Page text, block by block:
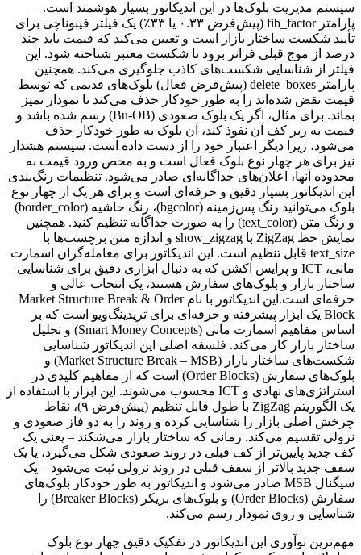
سیستم مدیریت بلوک‌ها در این اندیکاتور بسیار هوشمند است.
پارامتر fib_factor (پیش‌فرض ۰.۳۳ یا ۳۳٪) یک فیلتر فیبوناچی برای
تأیید شکست ساختار بازار است و تعیین می‌کند که قیمت باید چند
درصد از موج قبلی فراتر برود تا شکست معتبر شناخته شود. این
فیلتر از شناسایی شکست‌های کاذب جلوگیری می‌کند. همچنین
پارامتر delete_boxes (پیش‌فرض فعال) بلوک‌های قدیمی که توسط
قیمت نقض شده‌اند را به طور خودکار حذف می‌کند تا نمودار تمیز
بماند. برای مثال، اگر یک بلوک صعودی (Bu-OB) رسم شده باشد و
قیمت به زیر کف آن نفوذ کند، آن بلوک به طور خودکار حذف
می‌شود، زیرا دیگر اعتبار خود را از دست داده است. سیستم هشدار
نیز برای هر چهار نوع بلوک فعال است و به محض ورود قیمت به
محدوده آنها، اعلان‌های جداگانه‌ای صادر می‌شود. تنظیمات رنگ‌بندی
این اندیکاتور بسیار دقیق و حرفه‌ای است و برای هر یک از چهار نوع
بلوک می‌توانید رنگ پس‌زمینه (bgcolor)، رنگ حاشیه (border_color)
و رنگ متن (text_color) را به صورت جداگانه تنظیم کنید. همچنین
نمایش خط ZigZag با show_zigzag و اندازه متن برچسب‌ها با
text_size قابل تنظیم است. این اندیکاتور برای معامله‌گران اسمارت
مانی، ICT و پرایس اکشن که به دنبال ابزاری دقیق برای شناسایی
ساختار بازار و بلوک‌های سفارش هستند، یک انتخاب عالی و
حرفه‌ای است.این اندیکاتور با نام Market Structure Break & Order
Block یک ابزار پیشرفته و حرفه‌ای برای تریدینگ‌ویو است که بر
اساس مفاهیم اسمارت مانی (Smart Money Concepts) و تحلیل
ساختار بازار کار می‌کند. فلسفه اصلی این اندیکاتور شناسایی
شکست‌های ساختار بازار (Market Structure Break – MSB) و
بلوک‌های سفارش (Order Blocks) است که از مفاهیم کلیدی در
استراتژی‌های نهادی و ICT محسوب می‌شوند. این ابزار با استفاده از
یک الگوریتم ZigZag با طول قابل تنظیم (پیش‌فرض ۹)، نقاط
چرخش اصلی بازار را شناسایی کرده و روند را به دو فاز صعودی و
نزولی تقسیم می‌کند. زمانی که ساختار بازار می‌شکند – یعنی یک
کف جدید پایین‌تر از کف قبلی در روند صعودی شکل می‌گیرد، یا یک
سقف جدید بالاتر از سقف قبلی در روند نزولی ثبت می‌شود – یک
سیگنال MSB صادر می‌شود و اندیکاتور به طور خودکار بلوک‌های
سفارش (Order Blocks) و بلوک‌های بریکر (Breaker Blocks) را
شناسایی و روی نمودار رسم می‌کند.
مهم‌ترین نوآوری این اندیکاتور در تفکیک دقیق چهار نوع بلوک